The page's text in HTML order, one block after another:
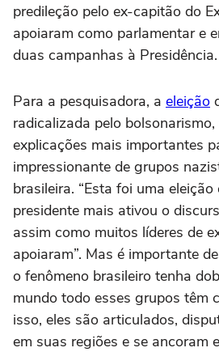
predileção pelo ex-capitão do
apoiaram como parlamentar e
duas campanhas à Presidência.
Para a pesquisadora, a eleição
radicalizada pelo
explicações mais importantes
impressionante de grupos
brasileira. “Esta foi uma eleição
presidente mais ativou o
assim como muitos líderes de
apoiaram”. Mas é importante
o fenômeno brasileiro tenha
mundo todo esses grupos têm
isso, eles são articulados,
em suas regiões e se ancoram